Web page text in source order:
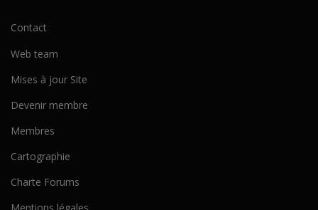
Contact
Web team
Mises à jour Site
Devenir membre
Membres
Cartographie
Charte Forums